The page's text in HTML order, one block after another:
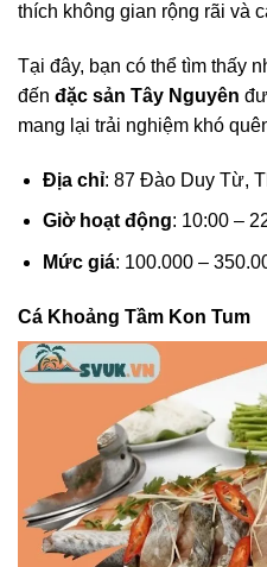
thích không gian rộng rãi và
Tại đây, bạn có thể tìm thấy
đến đặc sản Tây Nguyên
mang lại trải nghiệm khó
Địa chỉ: 87 Đào Duy Từ,
Giờ hoạt động: 10:00 –
Mức giá: 100.000 –
Cá Khoảng Tầm Kon Tum